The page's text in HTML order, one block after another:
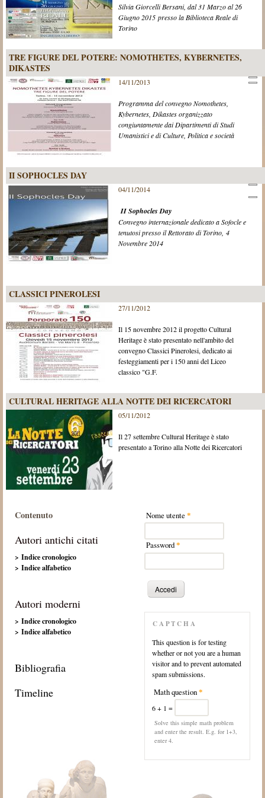
Silvia Giorcelli Bersani, dal 31 Marzo al 26
Giugno 2015 presso la Biblioteca Reale di
Torino
TRE FIGURE DEL POTERE: NOMOTHETES, KYBERNETES,
DIKASTES
14/11/2013
Programma del convegno Nomothetes,
Kybernetes, Dikastes organizzato
congiuntamente dai Dipartimenti di Studi
Umanistici e di Culture, Politica e società
II SOPHOCLES DAY
04/11/2014
II Sophocles Day
Convegno internazionale dedicato a Sofocle e
tenutosi presso il Rettorato di Torino, 4
Novembre 2014
CLASSICI PINEROLESI
27/11/2012
Il 15 novembre 2012 il progetto Cultural
Heritage è stato presentato nell'ambito del
convegno Classici Pinerolesi, dedicato ai
festeggiamenti per i 150 anni del Liceo
classico "G.F.
CULTURAL HERITAGE ALLA NOTTE DEI RICERCATORI
05/11/2012
Il 27 settembre Cultural Heritage è stato
presentato a Torino alla Notte dei Ricercatori
Contenuto
Autori antichi citati
> Indice cronologico
> Indice alfabetico
Autori moderni
> Indice cronologico
> Indice alfabetico
Bibliografia
Timeline
Nome utente *
Password *
CAPTCHA
This question is for testing
whether or not you are a human
visitor and to prevent automated
spam submissions.
Math question *
6 + 1 =
Solve this simple math problem
and enter the result. E.g. for 1+3,
enter 4.